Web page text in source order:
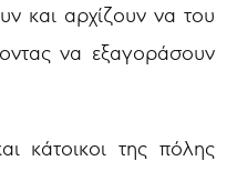
και αρχίζουν να του
να εξαγοράσουν
κάτοικοι της πόλης